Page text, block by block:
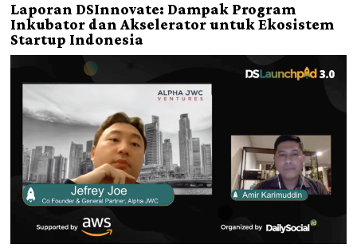
Laporan DSInnovate: Dampak Program
Inkubator dan Akselerator untuk Ekosistem
Startup Indonesia